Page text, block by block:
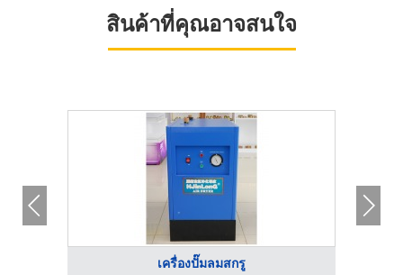
สินค้าที่คุณอาจสนใจ
เครื่องปั๊มลมสกรู